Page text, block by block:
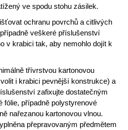
ve spodu stohu zásilek.
ochranu povrchů a citlivých
veškeré příslušenství
v krabici tak, aby nemohlo dojít k
třívrstvou kartonovou
i krabici pevnější konstrukce) a
zafixujte dostatečným
fólie, případně polystyrenové
nařezanou kartonovou vlnou.
přepravovaným předmětem